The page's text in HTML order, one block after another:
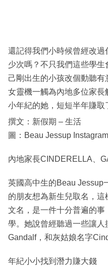
區
還記得我們小時候曾經改
少次嗎？不只我們這些學
己剛出生的小孩改個動聽
女靈機一觸為內地多位家
小年紀的她，短短半年賺取
撰文：新假期 – 生活
圖：Beau Jessup
內地家長CINDERELLA、
英國高中生的Beau Jessup
的朋友想為新生兒取名，
文名，是一件十分普遍的
學。她說曾經聽過一些讓
Gandalf，和灰姑娘名字
年紀小小找到潛力賺大錢